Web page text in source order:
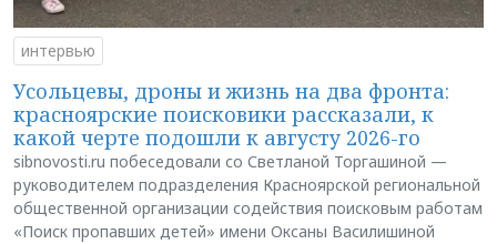
интервью
Усольцевы, дроны и жизнь на два фронта:
красноярские поисковики рассказали, к
какой черте подошли к августу 2026-го
sibnovosti.ru побеседовали со Светланой Торгашиной —
руководителем подразделения Красноярской региональной
общественной организации содействия поисковым работам
«Поиск пропавших детей» имени Оксаны Василишиной